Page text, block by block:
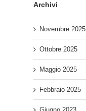
Archivi
Novembre 2025
Ottobre 2025
Maggio 2025
Febbraio 2025